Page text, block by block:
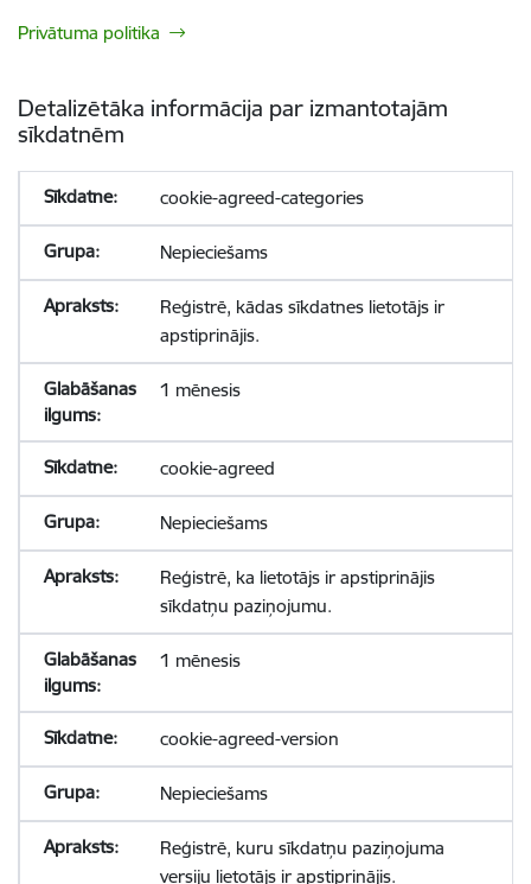
Privātuma politika
Detalizētāka informācija par izmantotajām
sīkdatnēm
cookie-agreed-categories
Nepieciešams
Reģistrē, kādas sīkdatnes lietotājs ir
apstiprinājis.
1 mēnesis
cookie-agreed
Nepieciešams
Reģistrē, ka lietotājs ir apstiprinājis
sīkdatņu paziņojumu.
1 mēnesis
cookie-agreed-version
Nepieciešams
Reģistrē, kuru sīkdatņu paziņojuma
versiju lietotājs ir apstiprinājis.